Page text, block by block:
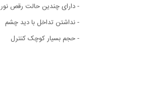
- دارای چندین حالت رقص نور
- نداشتن تداخل با دید چشم
- حجم بسیار کوچک کنترل